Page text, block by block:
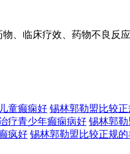
、临床疗效、药物不良反
童癫痫好 锡林郭勒盟比较
疗青少年癫痫病好 锡林郭
疯好 锡林郭勒盟比较正规